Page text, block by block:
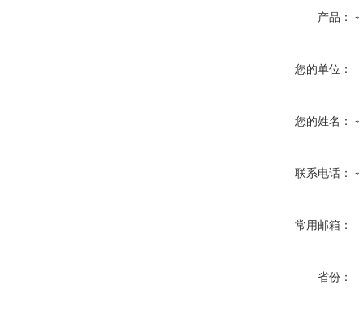
产品：
您的单位：
您的姓名：
联系电话：
常用邮箱：
省份：